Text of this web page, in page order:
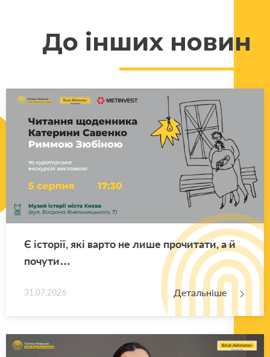
До інших новин
Є істо­рії, які варто не лише про­чи­та­ти, а й
по­чу­ти…
31.07.2026 Детальніше